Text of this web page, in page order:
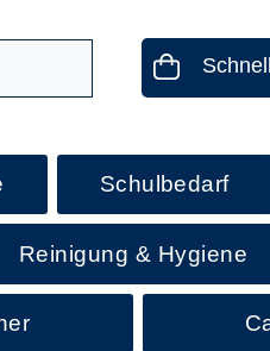
Schulbedarf
Reinigung & Hygiene